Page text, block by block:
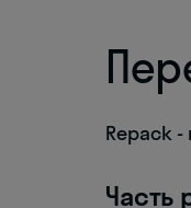
Repack -
Часть